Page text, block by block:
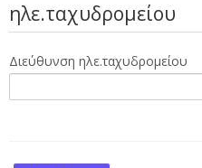
ηλε.ταχυδρομείου
Διεύθυνση ηλε.ταχυδρομείου